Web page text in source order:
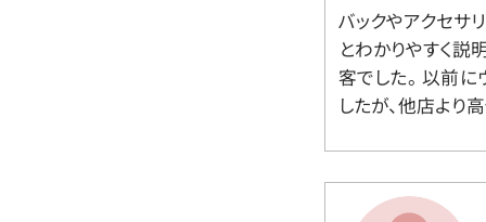
バックやアクセサ
とわかりやすく説
客でした。 以前
したが、他店より